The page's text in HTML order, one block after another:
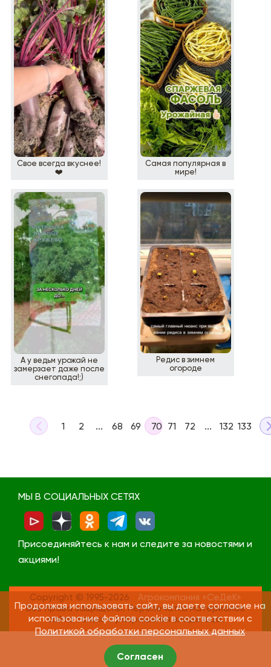
Свое всегда вкуснее!
❤️
Самая популярная в
мире!
А у ведьм урожай не
замерзает даже после
снегопада!;)
Редис в зимнем
огороде
1 2 ... 68 69 70 71 72 ... 132 133
МЫ В СОЦИАЛЬНЫХ СЕТЯХ
Присоединяйтесь к нам и следите за новостями и
акциями!
Copyright © 1995-2026
Агрокомпания «СеДеК»
Все права защищены. Перепечатка материалов
сайта только с разрешения владельца.
Продолжая использовать сайт, вы даете согласие на
использование файлов cookie в соответствии с
Политикой обработки персональных данных
Согласен